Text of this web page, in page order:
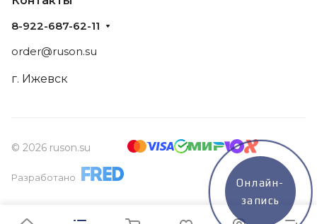
8-922-687-62-11
order@ruson.su
г. Ижевск
© 2026 ruson.su
Разработано
Онлайн-
запись